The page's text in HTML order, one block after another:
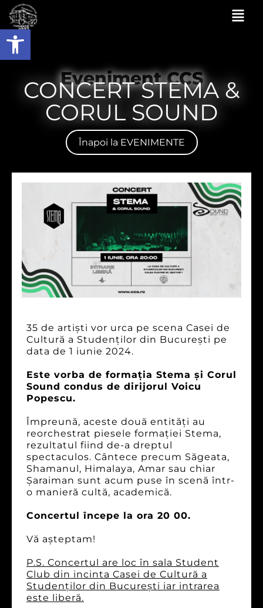
Deschide bara de unelte
Eveniment CCS
CONCERT STEMA &
CORUL SOUND
Înapoi la EVENIMENTE
35 de artiști vor urca pe scena Casei de
Cultură a Studenților din București pe
data de 1 iunie 2024.
Este vorba de formația Stema și Corul
Sound condus de dirijorul Voicu
Popescu.
Împreună, aceste două entități au
reorchestrat piesele formației Stema,
rezultatul fiind de-a dreptul
spectaculos. Cântece precum Săgeata,
Shamanul, Himalaya, Amar sau chiar
Șaraiman sunt acum puse în scenă într-
o manieră cultă, academică.
Concertul începe la ora 20 00.
Vă așteptam!
P.S. Concertul are loc în sala Student
Club din incinta Casei de Cultură a
Studenților din București iar intrarea
este liberă.